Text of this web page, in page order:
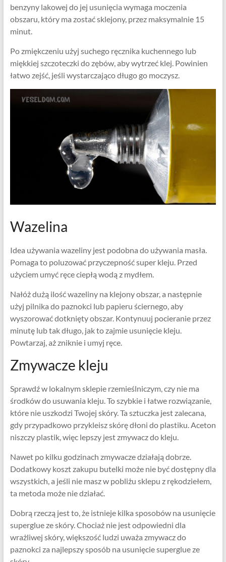
benzyny lakowej do jej usunięcia wymaga moczenia
obszaru, który ma zostać sklejony, przez maksymalnie 15
minut.
Po zmiękczeniu użyj suchego ręcznika kuchennego lub
miękkiej szczoteczki do zębów, aby wytrzeć klej. Powinien
łatwo zejść, jeśli wystarczająco długo go moczysz.
Wazelina
Idea używania wazeliny jest podobna do używania masła.
Pomaga to poluzować przyczepność super kleju. Przed
użyciem umyć ręce ciepłą wodą z mydłem.
Nałóż dużą ilość wazeliny na klejony obszar, a następnie
użyj pilnika do paznokci lub papieru ściernego, aby
wyszorować dotknięty obszar. Kontynuuj pocieranie przez
minutę lub tak długo, jak to zajmie usunięcie kleju.
Powtarzaj, aż zniknie i umyj ręce.
Zmywacze kleju
Sprawdź w lokalnym sklepie rzemieślniczym, czy nie ma
środków do usuwania kleju. To szybkie i łatwe rozwiązanie,
które nie uszkodzi Twojej skóry. Ta sztuczka jest zalecana,
gdy przypadkowo przykleisz skórę dłoni do plastiku. Aceton
niszczy plastik, więc lepszy jest zmywacz do kleju.
Nawet po kilku godzinach zmywacze działają dobrze.
Dodatkowy koszt zakupu butelki może nie być dostępny dla
wszystkich, a jeśli nie masz w pobliżu sklepu z rękodziełem,
ta metoda może nie działać.
Dobrą rzeczą jest to, że istnieje kilka sposobów na usunięcie
superglue ze skóry. Chociaż nie jest odpowiedni dla
wrażliwej skóry, większość ludzi uważa zmywacz do
paznokci za najlepszy sposób na usunięcie superglue ze